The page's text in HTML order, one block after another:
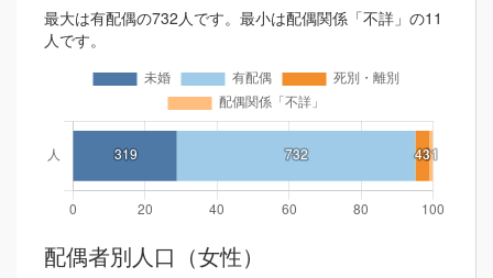
最大は有配偶の732人です。最小は配偶関係「不詳」の11
人です。
配偶者別人口（女性）